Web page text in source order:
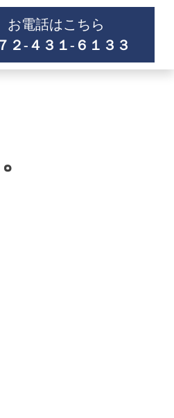
お電話はこちら
２-４３１-６１３３